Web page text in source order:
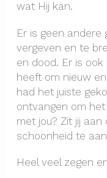
wat Hij kan.
Er is geen
vergeven en te
en dood. Er is
heeft om nieuw
had het juiste
ontvangen om
met jou? Zit jij
schoonheid te
Heel veel zegen